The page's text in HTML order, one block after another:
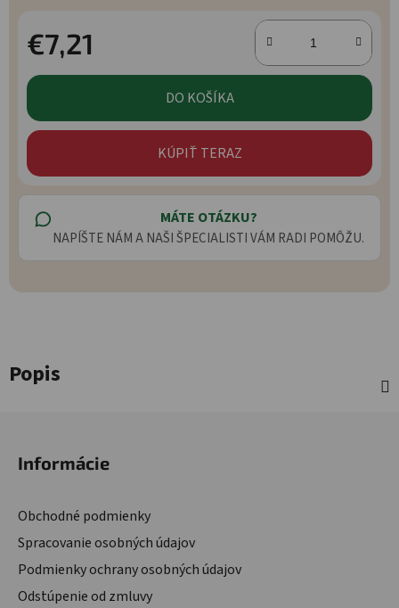
€7,21
Jednotková cena:
DO KOŠÍKA
KÚPIŤ TERAZ
MÁTE OTÁZKU?
NAPÍŠTE NÁM A NAŠI ŠPECIALISTI VÁM RADI POMÔŽU.
Popis
Informácie
Obchodné podmienky
Spracovanie osobných údajov
Podmienky ochrany osobných údajov
Odstúpenie od zmluvy